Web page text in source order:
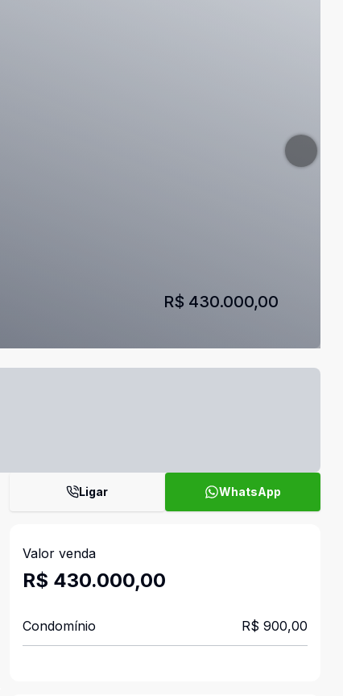
R$ 430.000,00
Ligar WhatsApp
Valor venda
R$ 430.000,00
Condomínio R$ 900,00